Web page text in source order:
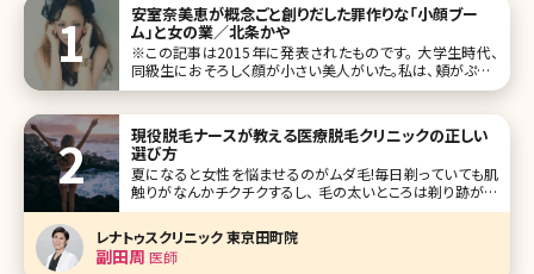
安室奈美恵が概念ごと創りだした罪作りな「小顔ブー
ム」と女の業／北条かや
※この記事は2015年に発表されたものです。 大学生時代、
同級生におそろしく顔が小さい美人がいた。私は、頬がぷっく
りとして顔が大きいのがコンプレックスだったので、その子を
がるような思いがした。ネットで「小顔」と検索すれば、「小顔
になる方法」「小顔
現役脱毛ナースが教える医療脱毛クリニックの正しい
選び方
夏になると女性を悩ませるのがムダ毛!毎日剃っていても肌
触りがなんかチクチクするし、 毛の太いところは剃り跡が目
立って黒いツブツブが……。 ちゃんと処理しているのにお肌
が綺麗に見えなくて恥ずかしいと感じたことがある人も多い
のではないでしょうか? また、最近では男性も脱毛をしている
方が増えて
レナトゥスクリニック 東京田町院
副田周 医師